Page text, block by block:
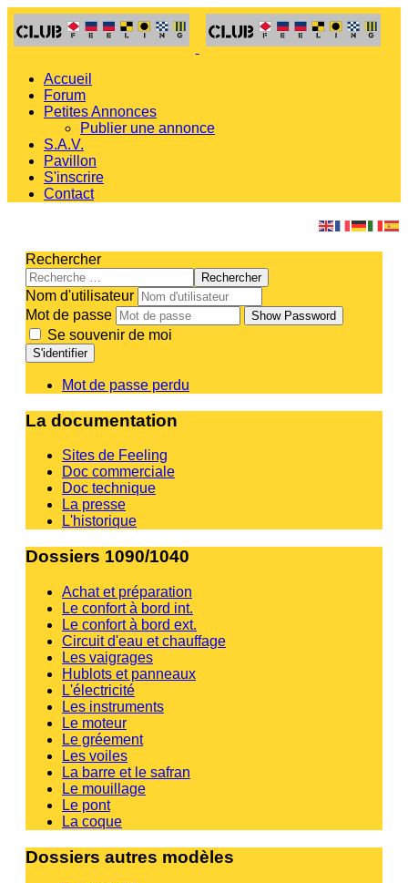
Accueil
Forum
Petites Annonces
Publier une annonce
S.A.V.
Pavillon
S'inscrire
Contact
Rechercher
Rechercher
Nom d'utilisateur
Mot de passe
Show Password
Se souvenir de moi
S'identifier
Mot de passe perdu
La documentation
Sites de Feeling
Doc commerciale
Doc technique
La presse
L'historique
Dossiers 1090/1040
Achat et préparation
Le confort à bord int.
Le confort à bord ext.
Circuit d'eau et chauffage
Les vaigrages
Hublots et panneaux
L'électricité
Les instruments
Le moteur
Le gréement
Les voiles
La barre et le safran
Le mouillage
Le pont
La coque
Dossiers autres modèles